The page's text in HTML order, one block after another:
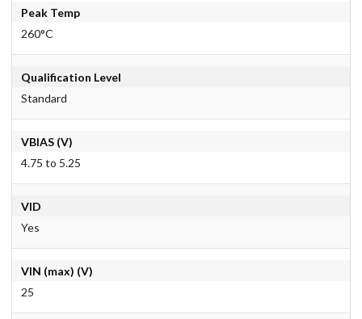
Peak Temp
260°C
Qualification Level
Standard
VBIAS (V)
4.75 to 5.25
VID
Yes
VIN (max) (V)
25